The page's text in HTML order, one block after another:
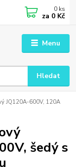
Menu
Hledat
0 ks
za 0 Kč
JQ120A-600V, 120A
šedý s